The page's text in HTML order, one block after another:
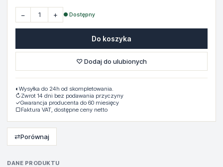
DANE PRODUKTU
− + ● Dostępny
Do koszyka
♡ Dodaj do ulubionych
◐ Wysyłka do 24h od skompletowania.
↻Zwrot 14 dni bez podawania przyczyny
✓Gwarancja producenta do 60 miesięcy
▢Faktura VAT, dostępne ceny netto
⇄Porównaj